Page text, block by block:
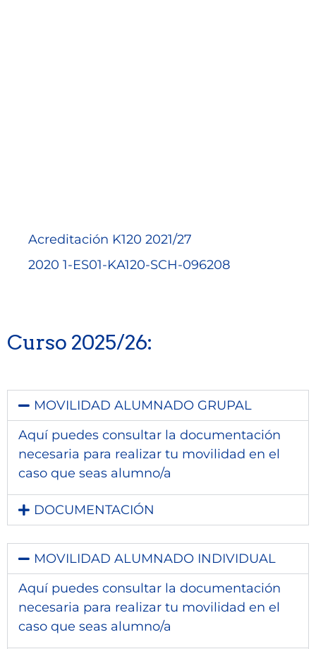
Acreditación K120 2021/27
2020 1-ES01-KA120-SCH-096208
Curso 2025/26:
MOVILIDAD ALUMNADO GRUPAL
Aquí puedes consultar la documentación
necesaria para realizar tu movilidad en el
caso que seas alumno/a
DOCUMENTACIÓN
MOVILIDAD ALUMNADO INDIVIDUAL
Aquí puedes consultar la documentación
necesaria para realizar tu movilidad en el
caso que seas alumno/a